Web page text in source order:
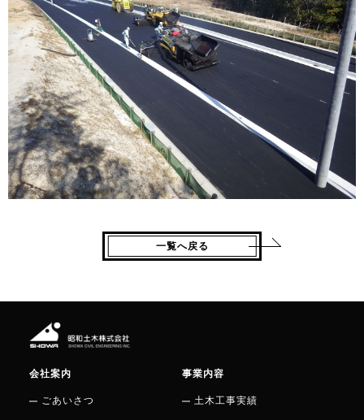
一覧へ戻る
会社案内
ごあいさつ
事業内容
土木工事実績